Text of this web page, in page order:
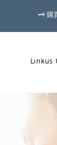
🗝 購
Linkus